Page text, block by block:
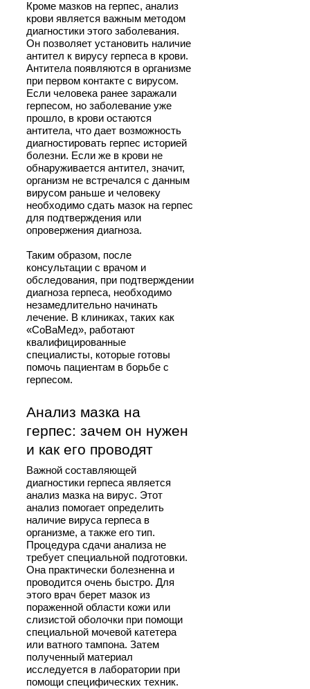
Кроме мазков на герпес, анализ
крови является важным методом
диагностики этого заболевания.
Он позволяет установить наличие
антител к вирусу герпеса в крови.
Антитела появляются в организме
при первом контакте с вирусом.
Если человека ранее заражали
герпесом, но заболевание уже
прошло, в крови остаются
антитела, что дает возможность
диагностировать герпес историей
болезни. Если же в крови не
обнаруживается антител, значит,
организм не встречался с данным
вирусом раньше и человеку
необходимо сдать мазок на герпес
для подтверждения или
опровержения диагноза.
Таким образом, после
консультации с врачом и
обследования, при подтверждении
диагноза герпеса, необходимо
незамедлительно начинать
лечение. В клиниках, таких как
«СоВаМед», работают
квалифицированные
специалисты, которые готовы
помочь пациентам в борьбе с
герпесом.
Анализ мазка на
герпес: зачем он нужен
и как его проводят
Важной составляющей
диагностики герпеса является
анализ мазка на вирус. Этот
анализ помогает определить
наличие вируса герпеса в
организме, а также его тип.
Процедура сдачи анализа не
требует специальной подготовки.
Она практически болезненна и
проводится очень быстро. Для
этого врач берет мазок из
пораженной области кожи или
слизистой оболочки при помощи
специальной мочевой катетера
или ватного тампона. Затем
полученный материал
исследуется в лаборатории при
помощи специфических техник.